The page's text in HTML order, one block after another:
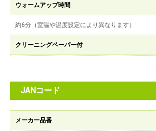
ウォームアップ時間
約6分（室温や温度設定により異なります）
クリーニングペーパー付
JANコード
メーカー品番